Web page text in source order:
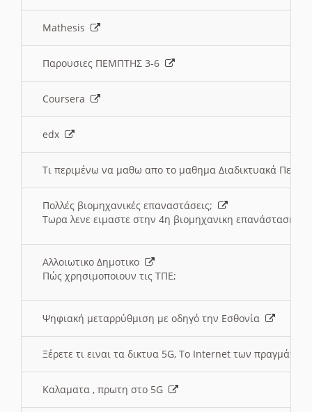
Mathesis
Παρουσιες ΠΕΜΠΤΗΣ 3-6
Coursera
edx
Τι περιμένω να μαθω απο το μαθημα Διαδικτυακά
Πολλές βιομηχανικές επαναστάσεις;
Τωρα λενε ειμαστε στην 4η βιομηχανικη επανάσταση
Αλλοιωτικο Δημοτικο
Πώς χρησιμοποιουν τις ΤΠΕ;
Ψηφιακή μεταρρύθμιση με οδηγό την Εσθονία
Ξέρετε τι ειναι τα δικτυα 5G, Το Internet των
Καλαματα , πρωτη στο 5G